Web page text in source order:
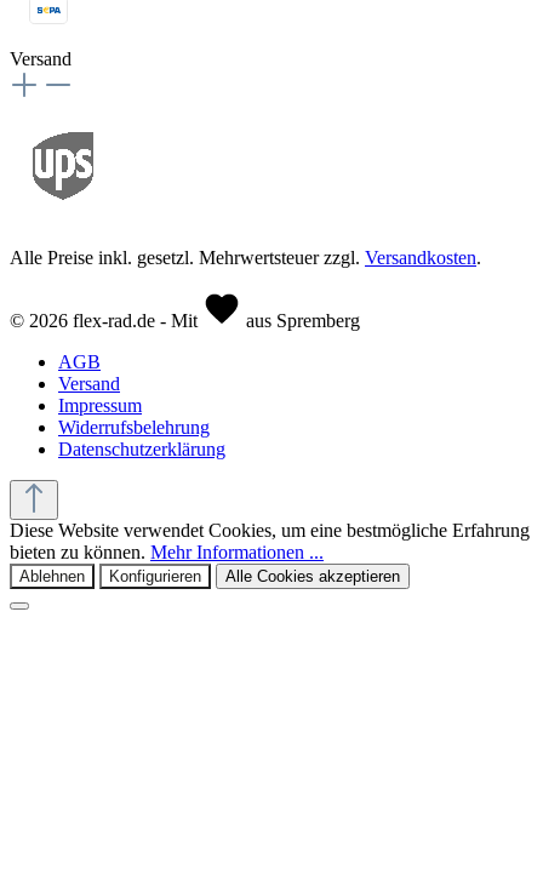
Versand
Alle Preise inkl. gesetzl. Mehrwertsteuer zzgl. Versandkosten.
© 2026 flex-rad.de - Mit
aus Spremberg
AGB
Versand
Impressum
Widerrufsbelehrung
Datenschutzerklärung
Diese Website verwendet Cookies, um eine bestmögliche Erfahrung
bieten zu können. Mehr Informationen ...
Ablehnen Konfigurieren Alle Cookies akzeptieren